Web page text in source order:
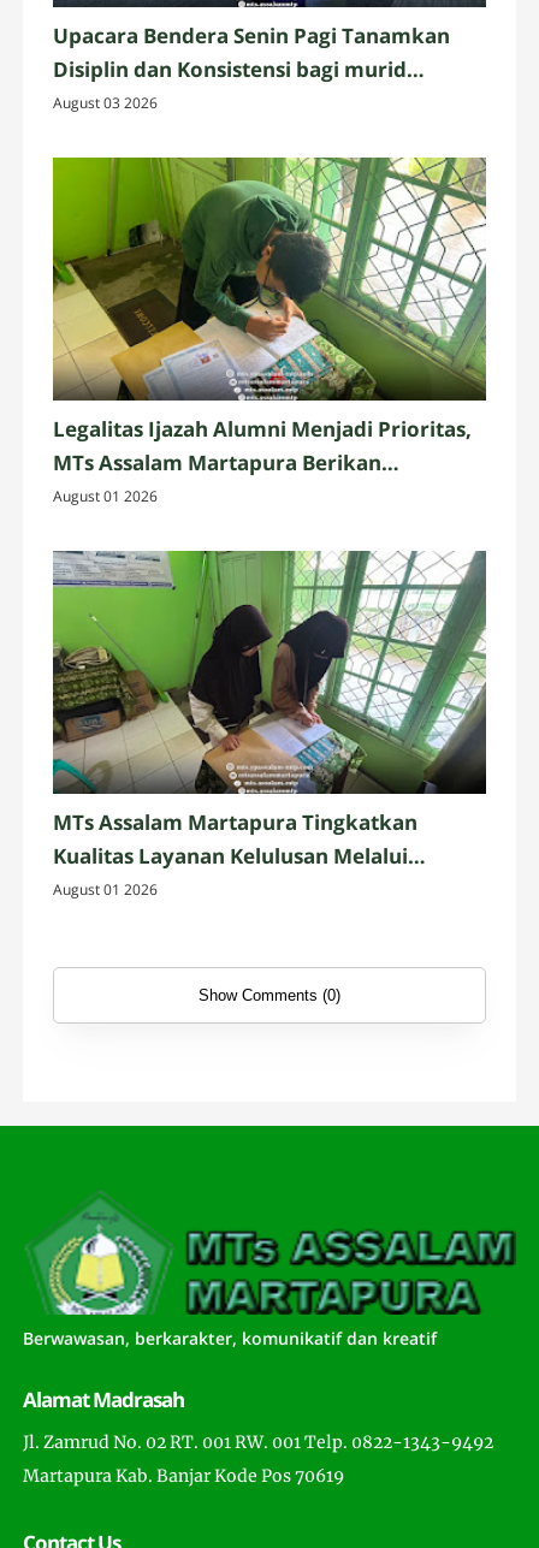
Upacara Bendera Senin Pagi Tanamkan
Disiplin dan Konsistensi bagi murid
Assalam Martapura
August 03 2026
Legalitas Ijazah Alumni Menjadi Prioritas,
MTs Assalam Martapura Berikan
Pelayanan Administrasi yang Profesional
August 01 2026
MTs Assalam Martapura Tingkatkan
Kualitas Layanan Kelulusan Melalui
Validasi Data Alumni
August 01 2026
Show Comments (0)
Berwawasan, berkarakter, komunikatif dan kreatif
Alamat Madrasah
Jl. Zamrud No. 02 RT. 001 RW. 001 Telp. 0822-1343-9492
Martapura Kab. Banjar Kode Pos 70619